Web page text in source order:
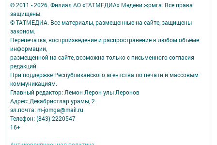
© 2011 - 2026. Филиал АО «ТАТМЕДИА» Мәдәни җомга. Все права
защищены.
© ТАТМЕДИА. Все материалы, размещенные на сайте, защищены
законом.
Перепечатка, воспроизведение и распространение в любом объеме
информации,
размещенной на сайте, возможна только с письменного согласия
редакций.
При поддержке Республиканского агентства по печати и массовым
коммуникациям.
Главный редактор: Лемон Лерон улы Леронов
Адрес: Декабристлар урамы, 2
эл.почта: m-jomga@mail.ru
Телефон: (843) 2220547
16+